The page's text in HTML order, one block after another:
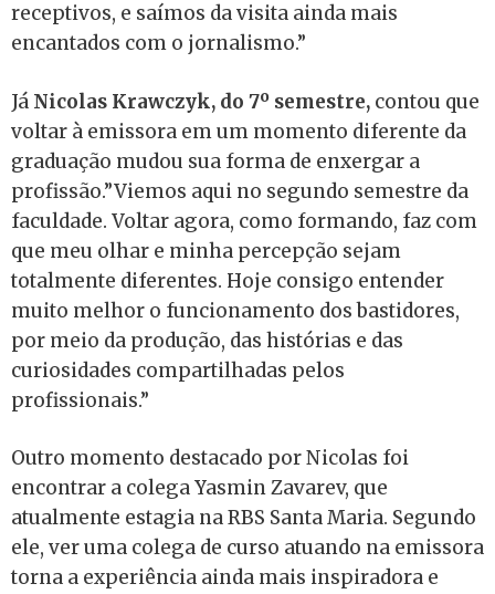
receptivos, e saímos da visita ainda mais
encantados com o jornalismo.”
Já Nicolas Krawczyk, do 7º semestre, contou que
voltar à emissora em um momento diferente da
graduação mudou sua forma de enxergar a
profissão.”Viemos aqui no segundo semestre da
faculdade. Voltar agora, como formando, faz com
que meu olhar e minha percepção sejam
totalmente diferentes. Hoje consigo entender
muito melhor o funcionamento dos bastidores,
por meio da produção, das histórias e das
curiosidades compartilhadas pelos
profissionais.”
Outro momento destacado por Nicolas foi
encontrar a colega Yasmin Zavarev, que
atualmente estagia na RBS Santa Maria. Segundo
ele, ver uma colega de curso atuando na emissora
torna a experiência ainda mais inspiradora e